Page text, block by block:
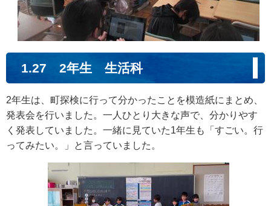
1.27 2年生 生活科
2年生は、町探検に行って分かったことを模造紙にまとめ、
発表会を行いました。一人ひとり大きな声で、分かりやす
く発表していました。一緒に見ていた1年生も「すごい。行
ってみたい。」と言っていました。